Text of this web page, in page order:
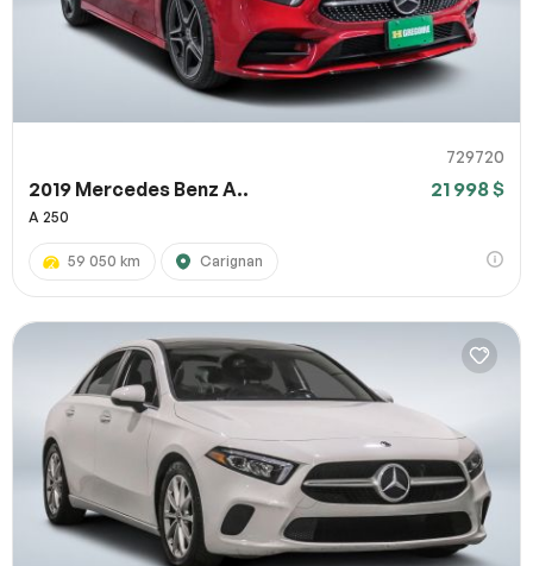
729720
2019 Mercedes Benz A.. 21 998 $
A 250
59 050 km Carignan